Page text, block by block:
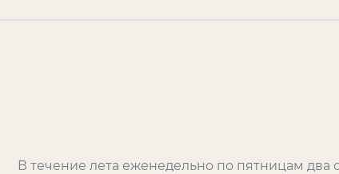
В течение лета еженедельно по пятницам два